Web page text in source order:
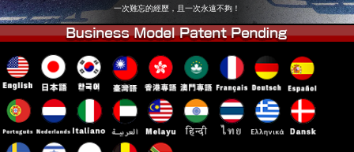
沖繩
一次難忘的經歷，且一次永遠不夠！